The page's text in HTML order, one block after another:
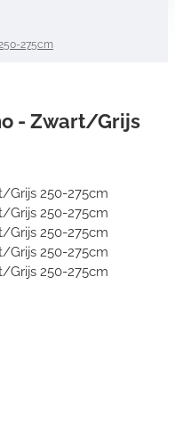
275cm
- Zwart/Grijs